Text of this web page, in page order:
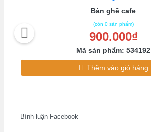
Bàn ghế cafe
(còn 0 sản phẩm)
900.000₫
Mã sản phẩm: 534192
Thêm vào giỏ hàng
Bình luận Facebook